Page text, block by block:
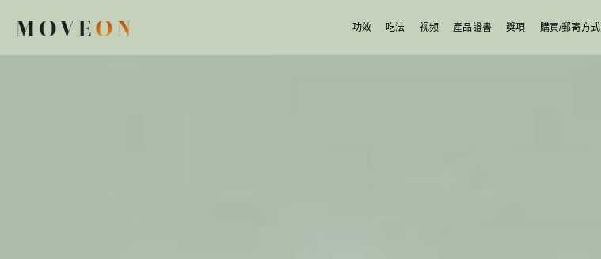
功效 吃法 视频 產品證書 獎項 購買/郵寄方式